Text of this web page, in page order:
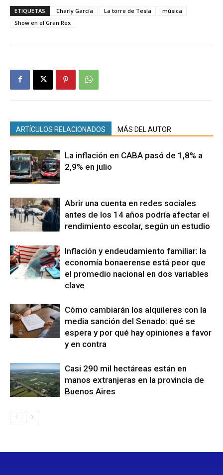
ETIQUETAS Charly García La torre de Tesla
música
Show en el Gran Rex
ARTÍCULOS RELACIONADOS MÁS DEL AUTOR
La inflación en CABA pasó de 1,8% a
2,9% en julio
Abrir una cuenta en redes sociales
antes de los 14 años podría afectar el
rendimiento escolar, según un estudio
Inflación y endeudamiento familiar: la
economía bonaerense está peor que
el promedio nacional en dos variables
clave
Cómo cambiarán los alquileres con la
media sanción del Senado: qué se
espera y por qué hay opiniones a favor
y en contra
Casi 290 mil hectáreas están en
manos extranjeras en la provincia de
Buenos Aires